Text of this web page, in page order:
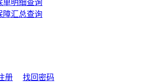
单明细查询
障汇总查询
册
找回密码